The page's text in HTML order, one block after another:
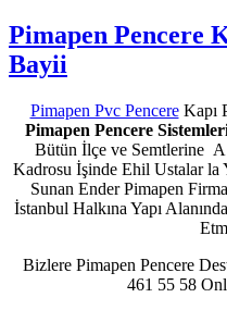
Pimapen Pencere
Bayii
Pimapen Pvc PencereKapı
Pimapen Pencere
Bütün İlçe ve Semtlerine
Kadrosu İşinde Ehil Ustalar la
Sunan Ender Pimapen
İstanbul Halkına Yapı
Bizlere Pimapen Pencere
461 55 58